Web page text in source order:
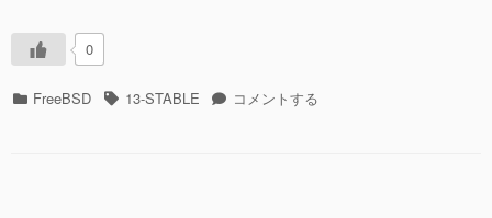
0
カ FreeBSD
タ 13-STABLE
/usr/src
コメントする